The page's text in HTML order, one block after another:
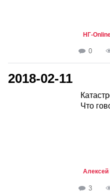
НГ-
0
2018-02-11
Что
Алексей
3